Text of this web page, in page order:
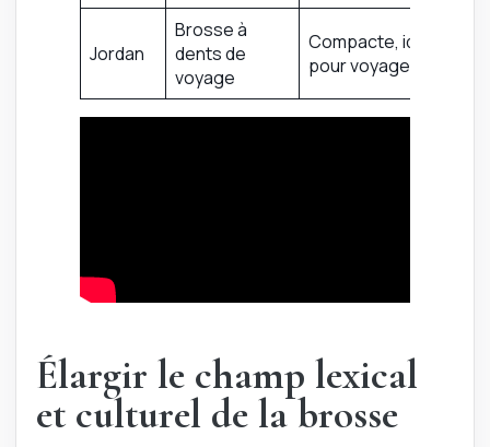
Jordan
Brosse à
dents de
voyage
Compacte, idéale
pour voyager
Élargir le champ lexical
et culturel de la brosse